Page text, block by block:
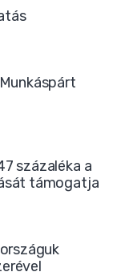
százaléka a
támogatja